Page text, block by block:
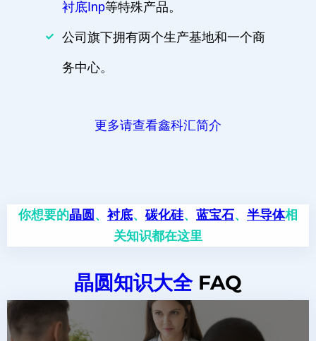
衬底Inp等特殊产品。
公司旗下拥有两个生产基地和一个商
务中心。
更多请查看鑫科汇简介
你想要的晶圆 、衬底、 碳化硅、 蓝宝石、 半导体相
关知识都在这里
晶圆知识大全FAQ